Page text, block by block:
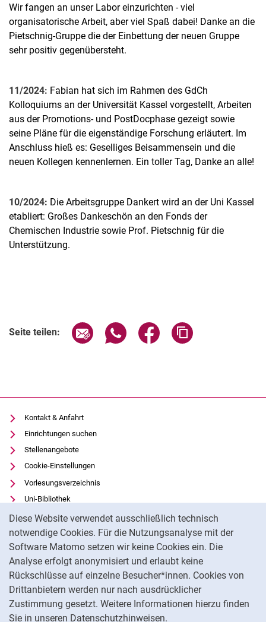
Diese Website verwendet ausschließlich technisch
notwendige Cookies. Für die Nutzungsanalyse mit der
Software Matomo setzen wir keine Cookies ein. Die
Analyse erfolgt anonymisiert und erlaubt keine
Rückschlüsse auf einzelne Besucher*innen. Cookies von
Drittanbietern werden nur nach ausdrücklicher
Zustimmung gesetzt. Weitere Informationen hierzu finden
Sie in unseren Datenschutzhinweisen.
Wir fangen an unser Labor einzurichten - viel
organisatorische Arbeit, aber viel Spaß dabei! Danke an die
Pietschnig-Gruppe die der Einbettung der neuen Gruppe
sehr positiv gegenübersteht.
11/2024: Fabian hat sich im Rahmen des GdCh
Kolloquiums an der Universität Kassel vorgestellt, Arbeiten
aus der Promotions- und PostDocphase gezeigt sowie
seine Pläne für die eigenständige Forschung erläutert. Im
Anschluss hieß es: Geselliges Beisammensein und die
neuen Kollegen kennenlernen. Ein toller Tag, Danke an alle!
10/2024: Die Arbeitsgruppe Dankert wird an der Uni Kassel
etabliert: Großes Dankeschön an den Fonds der
Chemischen Industrie sowie Prof. Pietschnig für die
Unterstützung.
Seite teilen: Seite über E-Mail teilen
Seite über WhatsApp teilen
Seite über Facebook
Kontakt & Anfahrt
Einrichtungen suchen
Stellenangebote
Cookie-Einstellungen
Vorlesungsverzeichnis
Uni-Bibliothek
Moodle
Panopto
Datenschutz
Barrierefreiheit
Transparenter KI-Einsatz